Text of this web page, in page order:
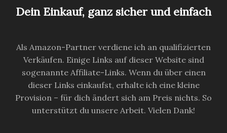
Dein Einkauf, ganz sicher und einfach
Als Amazon-Partner verdiene ich an qualifizierten
Verkäufen. Einige Links auf dieser Website sind
sogenannte Affiliate-Links. Wenn du über einen
dieser Links einkaufst, erhalte ich eine kleine
Provision – für dich ändert sich am Preis nichts. So
unterstützt du unsere Arbeit. Vielen Dank!